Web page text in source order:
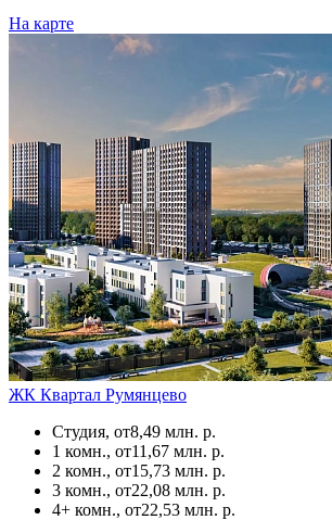
На карте
ЖК Квартал Румянцево
Студия, от8,49 млн. р.
1 комн., от11,67 млн. р.
2 комн., от15,73 млн. р.
3 комн., от22,08 млн. р.
4+ комн., от22,53 млн. р.